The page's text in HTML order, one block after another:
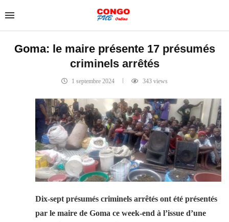
Goma: le maire présente 17 présumés
criminels arrêtés
1 septembre 2024 343 views
Dix-sept présumés criminels arrêtés ont été présentés
par le maire de Goma ce week-end à l’issue d’une